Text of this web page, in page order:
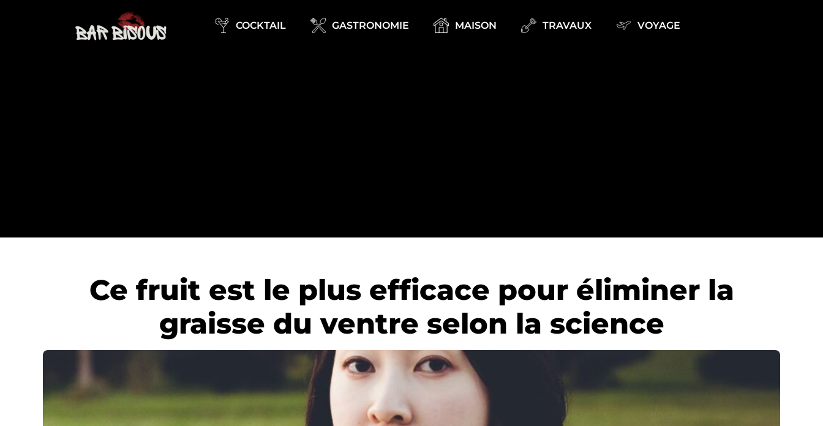
COCKTAIL GASTRONOMIE MAISON TRAVAUX VOYAGE
Ce fruit est le plus efficace pour éliminer la
graisse du ventre selon la science